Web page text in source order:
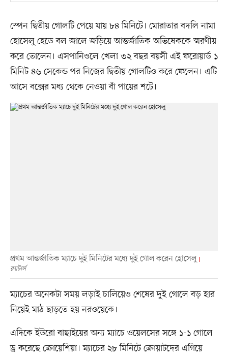
স্পেন দ্বিতীয় গোলটি পেয়ে যায় ৮৪ মিনিটে। মোরাতার বদলি নামা
হোসেলু হেডে বল জালে জড়িয়ে আন্তর্জাতিক অভিষেককে স্মরণীয়
করে তোলেন। এসপানিওলে খেলা ৩২ বছর বয়সী এই ফরোয়ার্ড ১
মিনিট ৪৬ সেকেন্ড পর নিজের দ্বিতীয় গোলটিও করে ফেলেন। এটি
আসে বক্সের মধ্য থেকে নেওয়া বাঁ পায়ের শটে।
প্রথম আন্তর্জাতিক ম্যাচে দুই মিনিটের মধ্যে দুই গোল করেন হোসেলু
রয়টার্স
ম্যাচের অনেকটা সময় লড়াই চালিয়েও শেষের দুই গোলে বড় হার
নিয়েই মাঠ ছাড়তে হয় নরওয়েকে।
এদিকে ইউরো বাছাইয়ের অন্য ম্যাচে ওয়েলসের সঙ্গে ১-১ গোলে
ড্র করেছে ক্রোয়েশিয়া। ম্যাচের ২৮ মিনিটে ক্রোয়াটদের এগিয়ে